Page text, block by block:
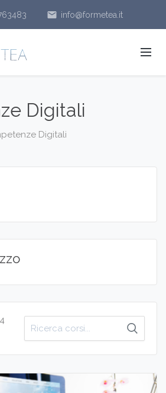
email info@formetea.it
Digitali
Digitali
Cerca
per: